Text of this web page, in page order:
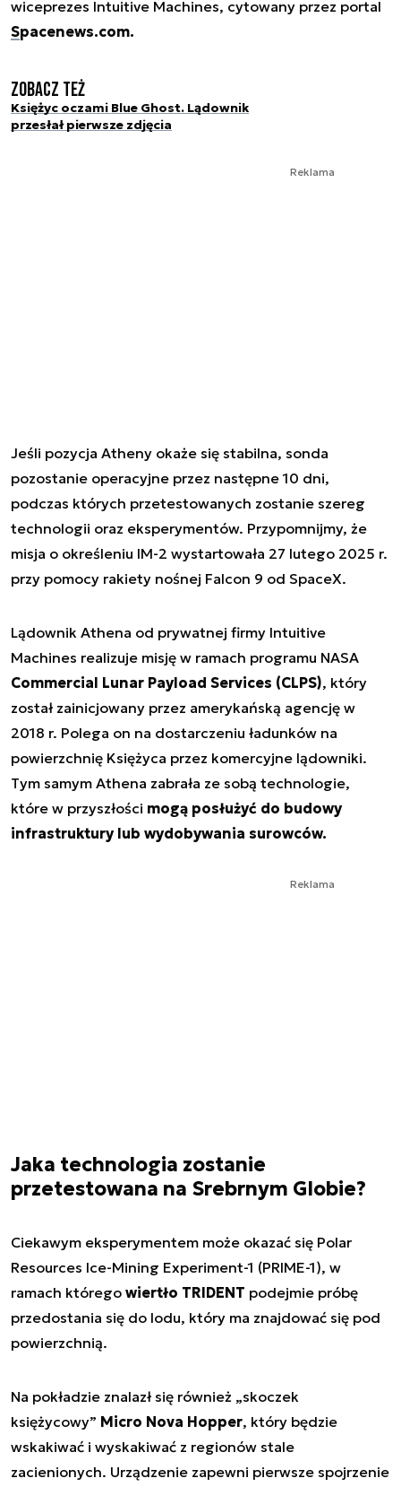
wiceprezes Intuitive Machines, cytowany przez portal
Spacenews.com.
Zobacz też
Księżyc oczami Blue Ghost. Lądownik
przesłał pierwsze zdjęcia
Reklama
Jeśli pozycja Atheny okaże się stabilna, sonda
pozostanie operacyjne przez następne 10 dni,
podczas których przetestowanych zostanie szereg
technologii oraz eksperymentów. Przypomnijmy, że
misja o określeniu IM-2 wystartowała 27 lutego 2025 r.
przy pomocy rakiety nośnej Falcon 9 od SpaceX.
Lądownik Athena od prywatnej firmy Intuitive
Machines realizuje misję w ramach programu NASA
Commercial Lunar Payload Services (CLPS), który
został zainicjowany przez amerykańską agencję w
2018 r. Polega on na dostarczeniu ładunków na
powierzchnię Księżyca przez komercyjne lądowniki.
Tym samym Athena zabrała ze sobą technologie,
które w przyszłości mogą posłużyć do budowy
infrastruktury lub wydobywania surowców.
Reklama
Jaka technologia zostanie
przetestowana na Srebrnym Globie?
Ciekawym eksperymentem może okazać się Polar
Resources Ice-Mining Experiment-1 (PRIME-1), w
ramach którego wiertło TRIDENT podejmie próbę
przedostania się do lodu, który ma znajdować się pod
powierzchnią.
Na pokładzie znalazł się również „skoczek
księżycowy” Micro Nova Hopper, który będzie
wskakiwać i wyskakiwać z regionów stale
zacienionych. Urządzenie zapewni pierwsze spojrzenie